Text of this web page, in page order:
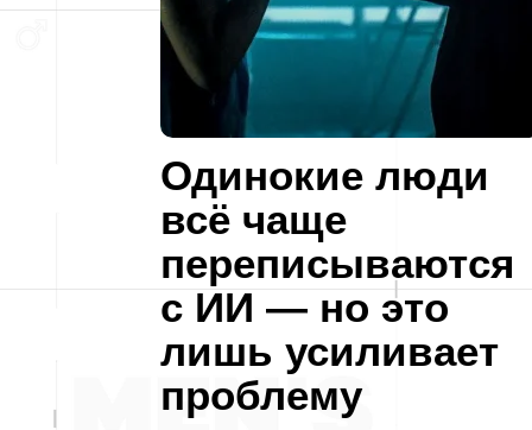
Одинокие люди
всё чаще
переписываются
с ИИ — но это
лишь усиливает
проблему